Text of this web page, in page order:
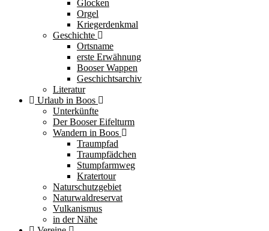
Glocken
Orgel
Kriegerdenkmal
Geschichte
Ortsname
erste Erwähnung
Booser Wappen
Geschichtsarchiv
Literatur
Urlaub in Boos
Unterkünfte
Der Booser Eifelturm
Wandern in Boos
Traumpfad
Traumpfädchen
Stumpfarmweg
Kratertour
Naturschutzgebiet
Naturwaldreservat
Vulkanismus
in der Nähe